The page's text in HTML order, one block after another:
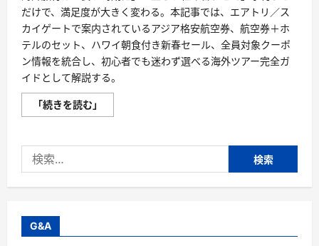
だけで、満足度が大きく変わる。本記事では、エアトリ／ス
カイゲートで案内されているアジア格安航空券、航空券＋ホ
テルのセット、ハワイ朝食付き新春セール、全員対象クーポ
ン情報を統合し、初心者でも迷わず選べる海外ツアー完全ガ
イドとして解説する。
「続きを読む」
外
ー
ガ
イ
最
索:
G&A